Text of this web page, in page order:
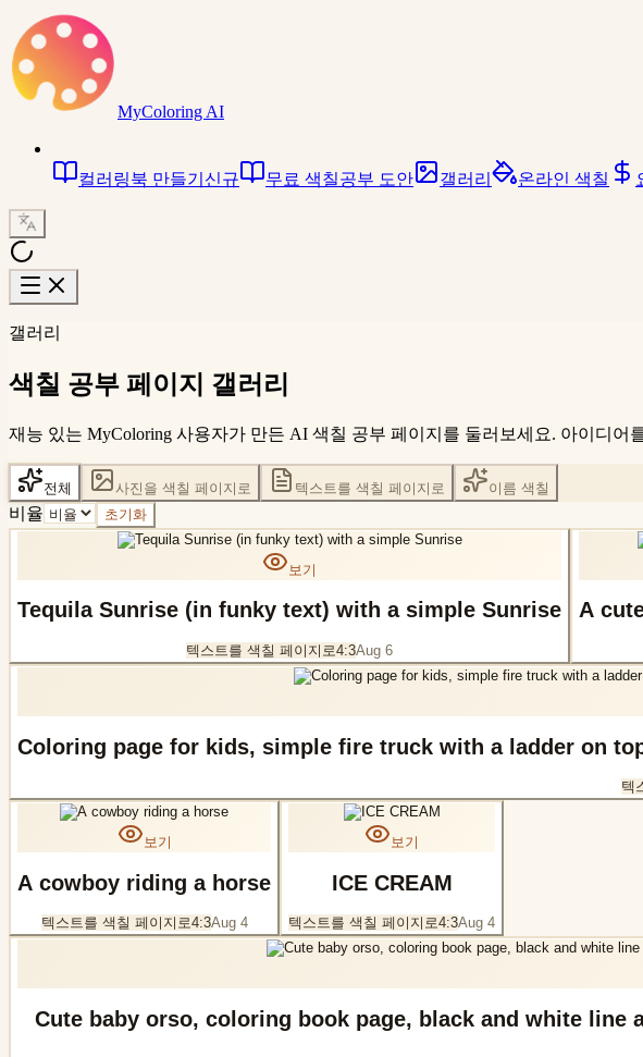
MyColoring AI
컬러링북 만들기 신규 무료 색칠공부 도안 갤러리 온라인 색칠
갤러리
색칠 공부 페이지 갤러리
재능 있는 MyColoring 사용자가 만든 AI 색칠 공부 페이지를 둘러보세요. 아이디
전체 사진을 색칠 페이지로 텍스트를 색칠 페이지로 이름 색칠
비율 초기화
보기
Tequila Sunrise (in funky text) with a simple Sunrise
텍스트를 색칠 페이지로4:3Aug 6
A
Coloring page for kids, simple fire truck with a ladder on
텍
보기
A cowboy riding a horse
텍스트를 색칠 페이지로4:3Aug 4
보기
ICE CREAM
텍스트를 색칠 페이지로4:3Aug 4
Cute baby orso, coloring book page, black and white